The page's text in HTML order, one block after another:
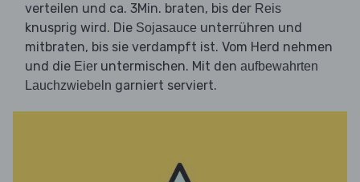
verteilen und ca. 3Min. braten, bis der Reis
knusprig wird. Die Sojasauce unterrühren und
mitbraten, bis sie verdampft ist. Vom Herd nehmen
und die Eier untermischen. Mit den aufbewahrten
Lauchzwiebeln garniert serviert.